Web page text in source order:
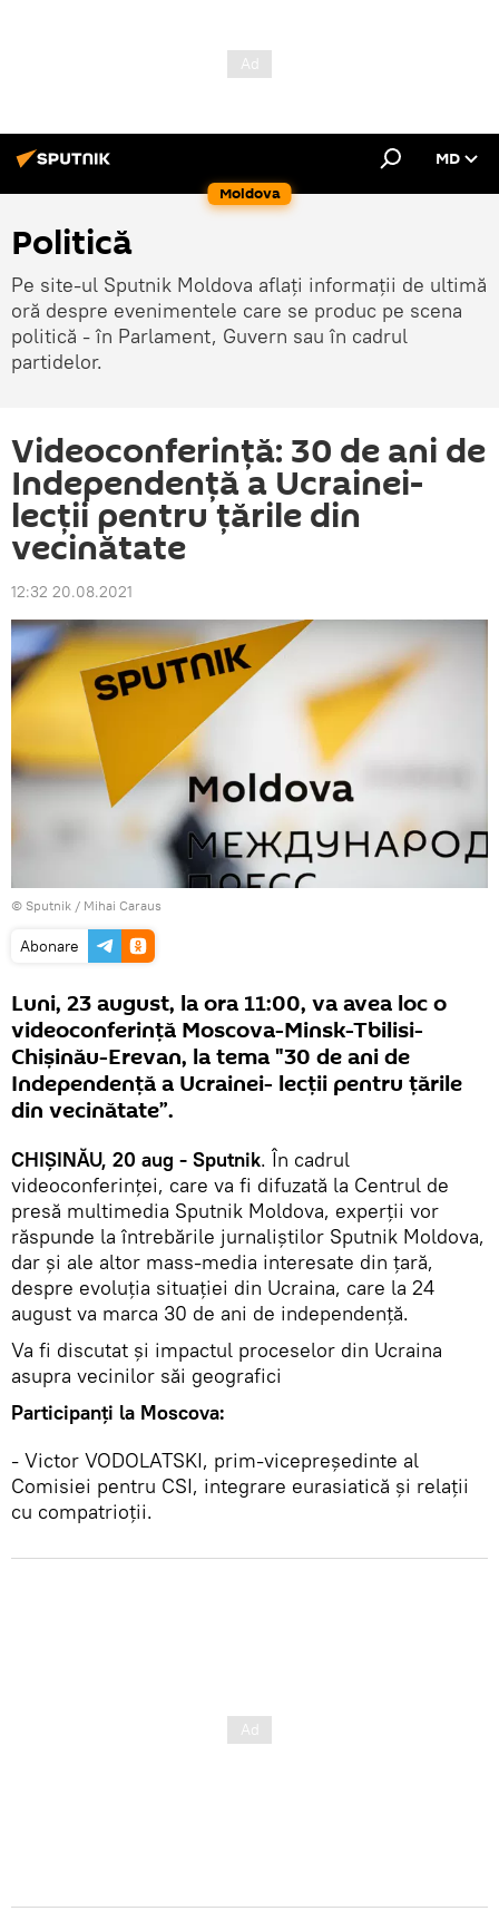
Moldova
MD
Politică
Pe site-ul Sputnik Moldova aflați informații de ultimă
oră despre evenimentele care se produc pe scena
politică - în Parlament, Guvern sau în cadrul
partidelor.
Videoconferință: 30 de ani de
Independență a Ucrainei-
lecții pentru țările din
vecinătate
12:32 20.08.2021
© Sputnik / Mihai Caraus
Abonare
Luni, 23 august, la ora 11:00, va avea loc o
videoconferință Moscova-Minsk-Tbilisi-
Chișinău-Erevan, la tema "30 de ani de
Independență a Ucrainei- lecții pentru țările
din vecinătate”.
CHIȘINĂU, 20 aug - Sputnik. În cadrul
videoconferinței, care va fi difuzată la Centrul de
presă multimedia Sputnik Moldova, experții vor
răspunde la întrebările jurnaliștilor Sputnik Moldova,
dar și ale altor mass-media interesate din țară,
despre evoluția situației din Ucraina, care la 24
august va marca 30 de ani de independență.
Va fi discutat și impactul proceselor din Ucraina
asupra vecinilor săi geografici
Participanți la Moscova:
- Victor VODOLATSKI, prim-vicepreședinte al
Comisiei pentru CSI, integrare eurasiatică și relații
cu compatrioţii.